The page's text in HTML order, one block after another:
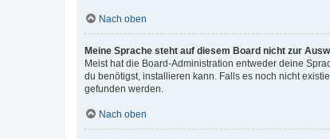
Nach oben
Meine Sprache steht auf diesem Board nicht zur
Meist hat die Board-Administration entweder deine
du benötigst, installieren kann. Falls es noch nicht
gefunden werden.
Nach oben